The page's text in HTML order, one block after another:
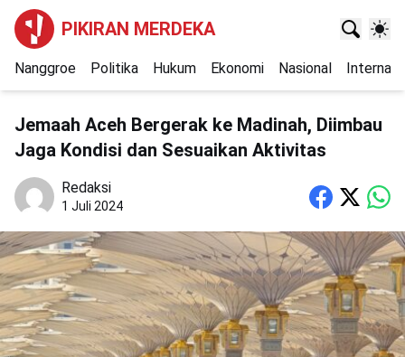
PIKIRAN MERDEKA
Nanggroe Politika Hukum Ekonomi Nasional
Jemaah Aceh Bergerak ke Madinah, Diimbau
Jaga Kondisi dan Sesuaikan Aktivitas
Redaksi
1 Juli 2024